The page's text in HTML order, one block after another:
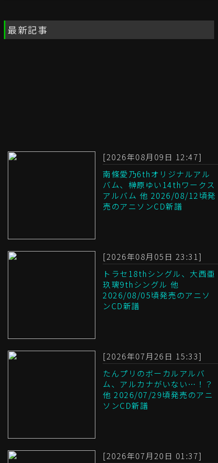
最新記事
[2026年08月09日 12:47]
南條愛乃6thオリジナルアル
バム、榊原ゆい14thワークス
アルバム 他 2026/08/12頃発
売のアニソンCD新譜
[2026年08月05日 23:31]
トラセ18thシングル、大西亜
玖璃9thシングル 他
2026/08/05頃発売のアニソ
ンCD新譜
[2026年07月26日 15:33]
たんプリのボーカルアルバ
ム、アルカナがいない…！？
他 2026/07/29頃発売のアニ
ソンCD新譜
[2026年07月20日 01:37]